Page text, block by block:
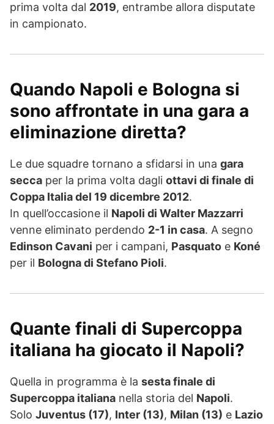
prima volta dal 2019, entrambe allora disputate
in campionato.
Quando Napoli e Bologna si
sono affrontate in una gara a
eliminazione diretta?
Le due squadre tornano a sfidarsi in una gara
secca per la prima volta dagli ottavi di finale di
Coppa Italia del 19 dicembre 2012.
In quell’occasione il Napoli di Walter Mazzarri
venne eliminato perdendo 2-1 in casa. A segno
Edinson Cavani per i campani, Pasquato e Koné
per il Bologna di Stefano Pioli.
Quante finali di Supercoppa
italiana ha giocato il Napoli?
Quella in programma è la sesta finale di
Supercoppa italiana nella storia del Napoli.
Solo Juventus (17), Inter (13), Milan (13) e Lazio